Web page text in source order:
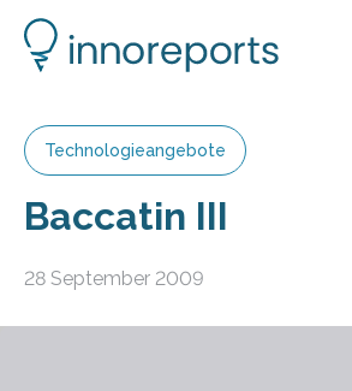
Technologieangebote
Baccatin III
28 September 2009